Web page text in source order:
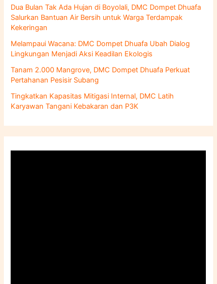
k
:
Dua Bulan Tak Ada Hujan di Boyolali, DMC Dompet Dhuafa
Salurkan Bantuan Air Bersih untuk Warga Terdampak
Kekeringan
Melampaui Wacana: DMC Dompet Dhuafa Ubah Dialog
Lingkungan Menjadi Aksi Keadilan Ekologis
Tanam 2.000 Mangrove, DMC Dompet Dhuafa Perkuat
Pertahanan Pesisir Subang
Tingkatkan Kapasitas Mitigasi Internal, DMC Latih
Karyawan Tangani Kebakaran dan P3K